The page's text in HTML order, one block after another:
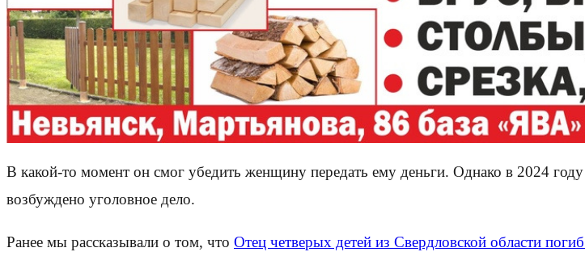
В какой-то момент он смог убедить женщину передать ему деньги. Однако в 2024
возбуждено уголовное дело.
Ранее мы рассказывали о том, что Отец четверых детей из Свердловской области